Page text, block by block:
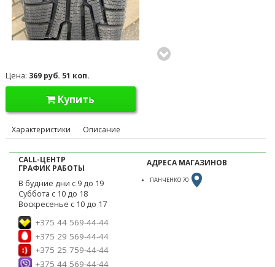
Цена: 369 руб. 51 коп.
Купить
Характеристики Описание
CALL-ЦЕНТР
ГРАФИК РАБОТЫ
В будние дни с 9 до 19
Суббота с 10 до 18
Воскресенье с 10 до 17
+375 44 569-44-44
+375 29 569-44-44
+375 25 759-44-44
+375 44 569-44-44
АДРЕСА МАГАЗИНОВ
ПАНЧЕНКО 70